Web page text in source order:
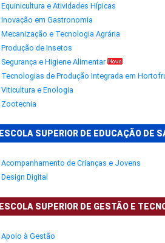
Equinicultura e Atividades Hípicas
Inovação em Gastronomia
Mecanização e Tecnologia Agrária
Produção de Insetos
Segurança e Higiene Alimentar
Tecnologias de Produção Integrada em
Viticultura e Enologia
Zootecnia
ESCOLA SUPERIOR DE EDUCAÇÃO DE
Acompanhamento de Crianças e Jovens
Design Digital
ESCOLA SUPERIOR DE GESTÃO E
Apoio à Gestão